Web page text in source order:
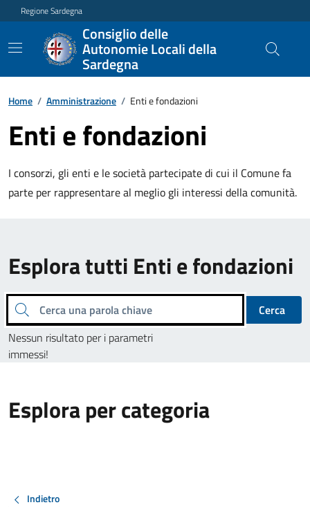
Regione Sardegna
Consiglio delle
Autonomie Locali della
Sardegna
Home / Amministrazione / Enti e fondazioni
Enti e fondazioni
I consorzi, gli enti e le società partecipate di cui il Comune fa
parte per rappresentare al meglio gli interessi della comunità.
Esplora tutti Enti e fondazioni
Cerca una parola chiave
Cerca
Nessun risultato per i parametri
immessi!
Esplora per categoria
Indietro